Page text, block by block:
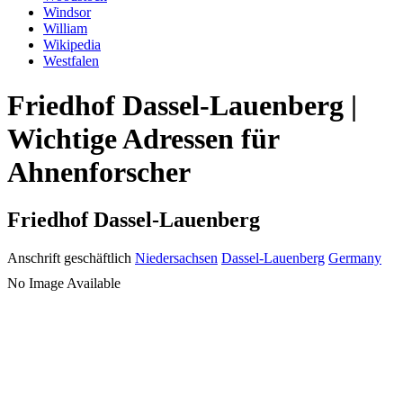
Windsor
William
Wikipedia
Westfalen
Friedhof Dassel-Lauenberg |
Wichtige Adressen für
Ahnenforscher
Friedhof Dassel-Lauenberg
Anschrift geschäftlich Niedersachsen Dassel-Lauenberg Germany
No Image Available